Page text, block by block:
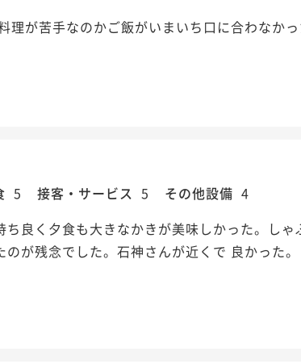
が苦手なのかご飯がいまいち口に合わなかっ
5 接客・サービス 5 その他設備 4
良く夕食も大きなかきが美味しかった。しゃ
が残念でした。石神さんが近くで 良かった。